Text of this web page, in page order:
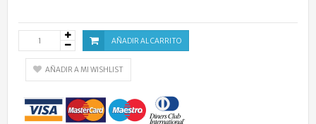
AÑADIR AL CARRITO
AÑADIR A MI WISHLIST